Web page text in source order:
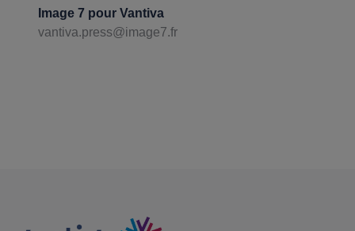
Image 7 pour Vantiva
vantiva.press@image7.fr